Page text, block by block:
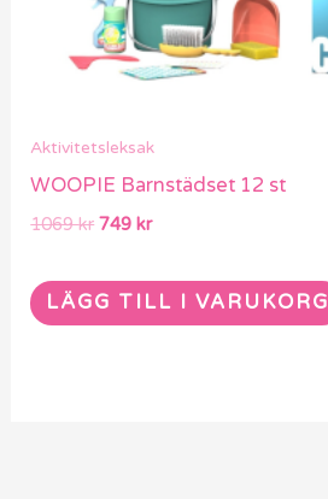
Aktivitetsleksak
WOOPIE Barnstädset 12 st
1069kr 749kr
LÄGG TILL I VARUKORG